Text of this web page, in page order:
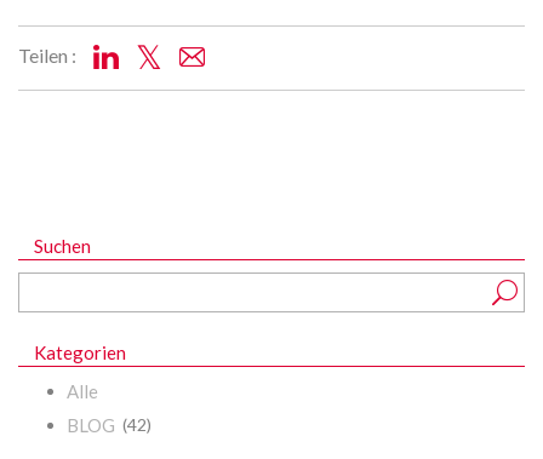
Teilen :
Suchen
Kategorien
Alle
BLOG (42)